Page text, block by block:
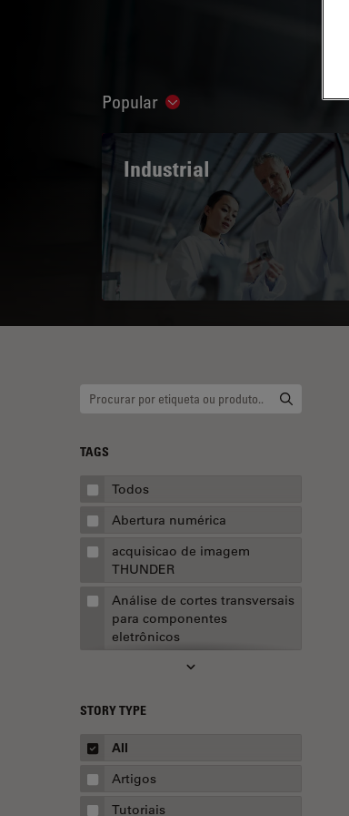
Popular Show subnavigation
Industrial
TAGS
Todos
Abertura numérica
acquisicao de imagem
THUNDER
Análise de cortes transversais
para componentes
eletrônicos
Análise de imagens
Aquisição de imagens
STORY TYPE
All
Artigos
Tutoriais